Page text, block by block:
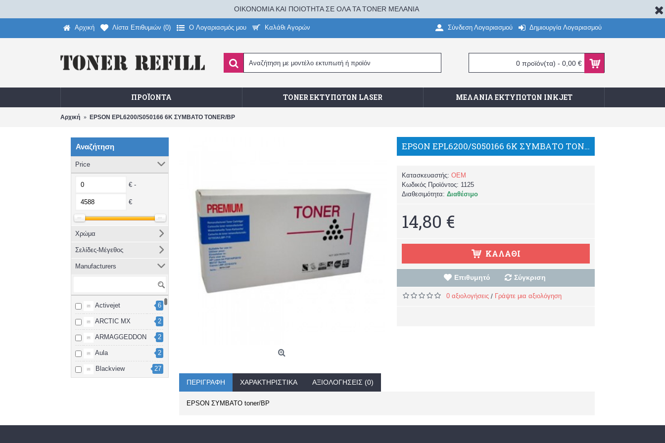
ΟΙΚΟΝΟΜΙΑ ΚΑΙ ΠΟΙΟΤΗΤΑ ΣΕ ΟΛΑ ΤΑ TONER ΜΕΛΑΝΙΑ
Αρχική Λίστα Επιθυμιών (0) O Λογαριασμός μου Καλάθι Αγορών Σύνδεση Λογαριασμού Δημιουργία Λογαριασμού
0 προϊόν(τα) - 0,00 €
ΠΡΟΪΌΝΤΑ TONER ΕΚΤΥΠΩΤΏΝ LASER ΜΕΛΆΝΙΑ ΕΚΤΥΠΩΤΏΝ INKJET
Αρχική EPSON EPL6200/S050166 6K ΣΥΜΒΑΤΟ TONER/BP
Αναζήτηση
Price
€ -
€
Χρώμα
Σελίδες-Μέγεθος
Manufacturers
Activejet 6
ARCTIC MX 2
ARMAGGEDDON 2
Aula 2
Blackview 27
EPSON EPL6200/S050166 6K ΣΥΜΒΑΤΟ TONER/BP
Κατασκευαστής: OEM
Κωδικός Προϊόντος: 1125
Διαθεσιμότητα: Διαθέσιμο
14,80 €
ΚΑΛΆΘΙ
Επιθυμητό Σύγκριση
0 αξιολογήσεις / Γράψτε μια αξιολόγηση
ΠΕΡΙΓΡΑΦΉ ΧΑΡΑΚΤΗΡΙΣΤΙΚΆ ΑΞΙΟΛΟΓΉΣΕΙΣ (0)
EPSON ΣΥΜΒΑΤΟ toner/BP